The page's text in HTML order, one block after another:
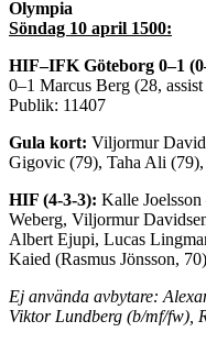
Olympia
Söndag 10 april 1500:
HIF–IFK Göteborg 0–1
0–1 Marcus Berg (28,
Publik: 11407
Gula kort: Viljormur
Gigovic (79), Taha Ali
HIF (4-3-3): Kalle
Weberg, Viljormur
Albert Ejupi, Lucas
Kaied (Rasmus Jönsson,
Ej använda avbytare:
Viktor Lundberg (b/mf/fw),